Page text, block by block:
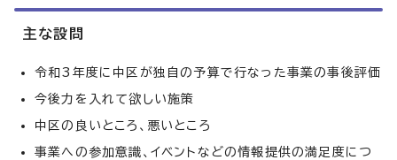
主な設問
令和3年度に中区が独自の予算で行なった事業の事後評価
今後力を入れて欲しい施策
中区の良いところ、悪いところ
事業への参加意識、イベントなどの情報提供の満足度につ